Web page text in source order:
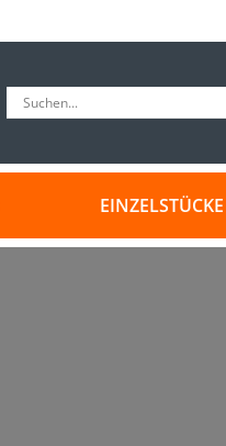
EINZELSTÜCKE